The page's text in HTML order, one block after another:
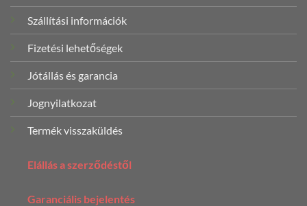
Szállítási információk
Fizetési lehetőségek
Jótállás és garancia
Jognyilatkozat
Termék visszaküldés
Elállás a szerződéstől
Garanciális bejelentés